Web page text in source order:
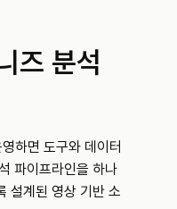
즈 분석
하면 도구와 데이터
파이프라인을 하나
설계된 영상 기반 소